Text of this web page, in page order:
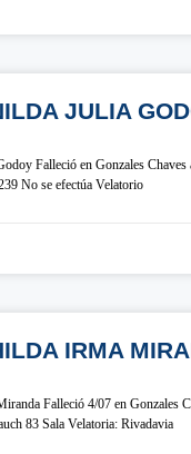
JULIA
Falleció en Gonzales Chaves
No se efectúa Velatorio
IRMA
Falleció 4/07 en Gonzales
83 Sala Velatoria: Rivadavia